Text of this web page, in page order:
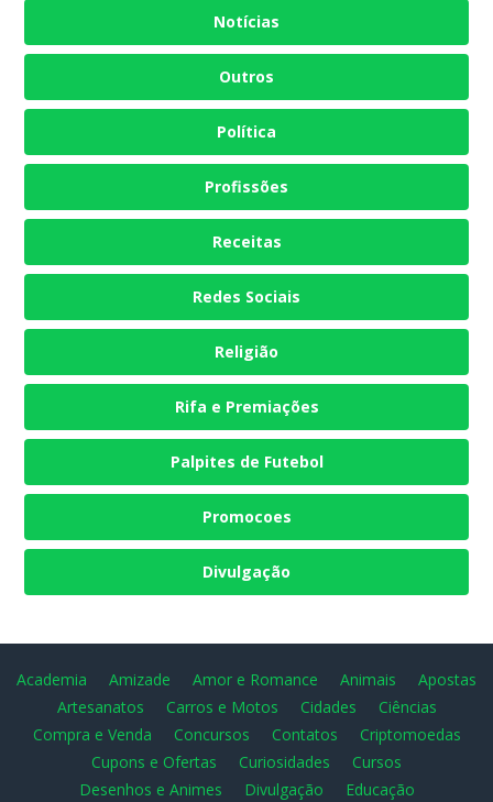
Notícias
Outros
Política
Profissões
Receitas
Redes Sociais
Religião
Rifa e Premiações
Palpites de Futebol
Promocoes
Divulgação
Academia Amizade Amor e Romance Animais
Apostas
Artesanatos
Carros e Motos Cidades
Ciências
Compra e Venda
Concursos Contatos
Criptomoedas
Cupons e Ofertas
Curiosidades
Cursos
Desenhos e Animes
Divulgação Educação